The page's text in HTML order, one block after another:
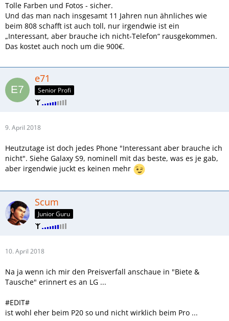
Tolle Farben und Fotos - sicher.
Und das man nach insgesamt 11 Jahren nun ähnliches wie
beim 808 schafft ist auch toll, nur irgendwie ist ein
„Interessant, aber brauche ich nicht-Telefon“ rausgekommen.
Das kostet auch noch um die 900€.
e71
Senior Profi
9. April 2018
Heutzutage ist doch jedes Phone "Interessant aber brauche ich
nicht". Siehe Galaxy S9, nominell mit das beste, was es je gab,
aber irgendwie juckt es keinen mehr
Scum
Junior Guru
10. April 2018
Na ja wenn ich mir den Preisverfall anschaue in "Biete &
Tausche" erinnert es an LG ...
#EDIT#
ist wohl eher beim P20 so und nicht wirklich beim Pro ...